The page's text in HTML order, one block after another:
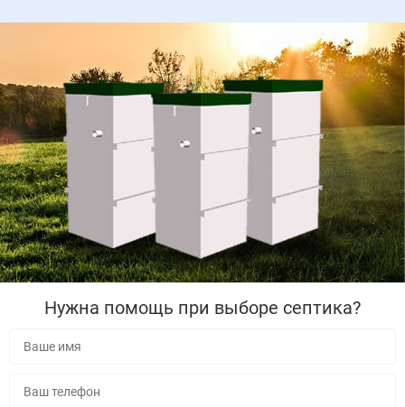
Нужна помощь при выборе септика?